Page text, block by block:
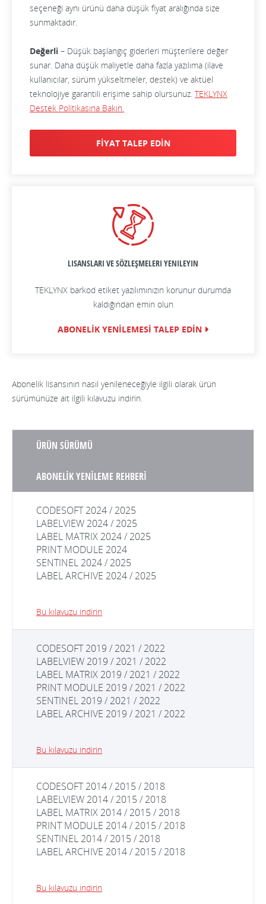
seçeneği aynı ürünü daha düşük fiyat aralığında size
sunmaktadır.
Değerli – Düşük başlangıç giderleri müşterilere değer
sunar. Daha düşük maliyetle daha fazla yazılıma (ilave
kullanıcılar, sürüm yükseltmeler, destek) ve aktüel
teknolojiye garantili erişime sahip olursunuz. TEKLYNX
Destek Politikasına Bakın.
FİYAT TALEP EDİN
LISANSLARI VE SÖZLEŞMELERI YENILEYIN
TEKLYNX barkod etiket yazılımınızın korunur durumda
kaldığından emin olun
ABONELİK YENİLEMESİ TALEP EDİN
Abonelik lisansının nasıl yenileneceğiyle ilgili olarak ürün
sürümünüze ait ilgili kılavuzu indirin.
ÜRÜN SÜRÜMÜ
ABONELİK YENİLEME REHBERİ
CODESOFT 2024 / 2025
LABELVIEW 2024 / 2025
LABEL MATRIX 2024 / 2025
PRINT MODULE 2024
SENTINEL 2024 / 2025
LABEL ARCHIVE 2024 / 2025
Bu kılavuzu indirin
CODESOFT 2019 / 2021 / 2022
LABELVIEW 2019 / 2021 / 2022
LABEL MATRIX 2019 / 2021 / 2022
PRINT MODULE 2019 / 2021 / 2022
SENTINEL 2019 / 2021 / 2022
LABEL ARCHIVE 2019 / 2021 / 2022
Bu kılavuzu indirin
CODESOFT 2014 / 2015 / 2018
LABELVIEW 2014 / 2015 / 2018
LABEL MATRIX 2014 / 2015 / 2018
PRINT MODULE 2014 / 2015 / 2018
SENTINEL 2014 / 2015 / 2018
LABEL ARCHIVE 2014 / 2015 / 2018
Bu kılavuzu indirin